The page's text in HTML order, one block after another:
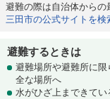
避難の際は自治体からの
三田市の公式サイトを検
避難するときは
避難場所や避難所に
全な場所へ
水がひざ上まできて